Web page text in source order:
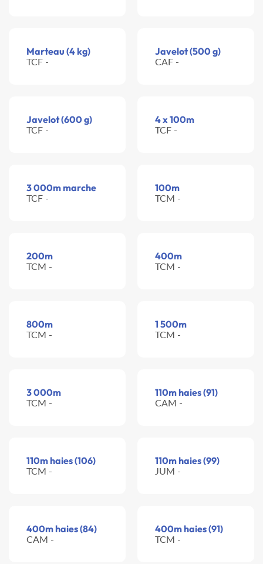
Marteau (4 kg)
TCF -
Javelot (500 g)
CAF -
Javelot (600 g)
TCF -
4 x 100m
TCF -
3 000m marche
TCF -
100m
TCM -
200m
TCM -
400m
TCM -
800m
TCM -
1 500m
TCM -
3 000m
TCM -
110m haies (91)
CAM -
110m haies (106)
TCM -
110m haies (99)
JUM -
400m haies (84)
CAM -
400m haies (91)
TCM -